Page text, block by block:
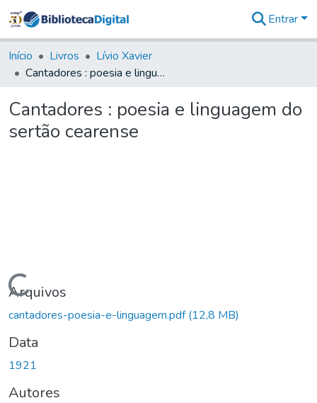
&
Coleções
Tudo na
Digital
Entrar
Início Livros
Lívio Xavier
Cantadores : poesia e linguagem do sertão cearense
Cantadores : poesia e linguagem do
sertão cearense
Carregando...
Arquivos
cantadores-poesia-e-linguagem.pdf(12,8 MB)
Data
1921
Autores